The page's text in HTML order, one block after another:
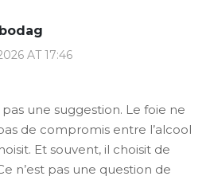
AT 17:46
une suggestion. Le foie ne
de compromis entre l’alcool
Et souvent, il choisit de
n’est pas une question de